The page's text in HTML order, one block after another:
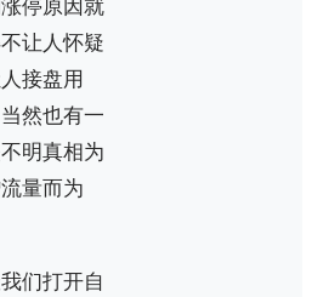
停原因就
让人怀疑
接盘用
然也有一
明真相为
量而为
们打开自